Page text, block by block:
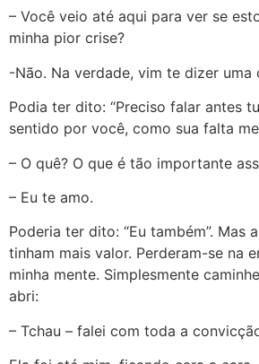
– Você veio até aqui para ver se
minha pior crise?
-Não. Na verdade, vim te dizer uma
Podia ter dito: “Preciso falar antes
sentido por você, como sua falta me
– O quê? O que é tão importante
– Eu te amo.
Poderia ter dito: “Eu também”. Mas
tinham mais valor. Perderam-se na
minha mente. Simplesmente
abri:
– Tchau – falei com toda a